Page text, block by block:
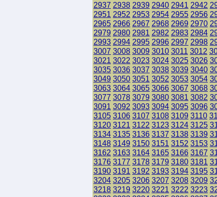
2937 2938 2939 2940 2941 2942
2951 2952 2953 2954 2955 2956
2965 2966 2967 2968 2969 2970
2979 2980 2981 2982 2983 2984
2993 2994 2995 2996 2997 2998
3007 3008 3009 3010 3011 3012
3021 3022 3023 3024 3025 3026
3035 3036 3037 3038 3039 3040
3049 3050 3051 3052 3053 3054
3063 3064 3065 3066 3067 3068
3077 3078 3079 3080 3081 3082
3091 3092 3093 3094 3095 3096
3105 3106 3107 3108 3109 3110
3120 3121 3122 3123 3124 3125
3134 3135 3136 3137 3138 3139
3148 3149 3150 3151 3152 3153
3162 3163 3164 3165 3166 3167
3176 3177 3178 3179 3180 3181
3190 3191 3192 3193 3194 3195
3204 3205 3206 3207 3208 3209
3218 3219 3220 3221 3222 3223